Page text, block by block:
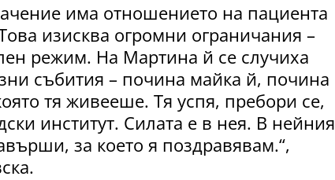
има отношението на пациента
изисква огромни ограничания –
режим. На Мартина й се случиха
събития – почина майка й, почина
тя живееше. Тя успя, пребори се,
институт. Силата е в нея. В нейния
за което я поздравявам.“,